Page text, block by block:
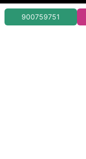
900759751